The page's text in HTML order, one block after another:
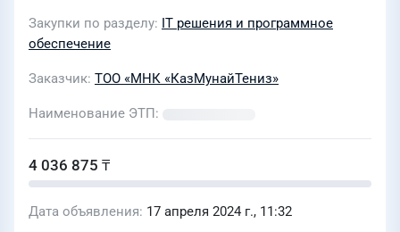
Закупки по разделу IT решения и программное
обеспечение
Заказчик ТОО «МНК «КазМунайТениз»
Наименование ЭТП
4 036 875 ₸
Дата объявления 17 апреля 2024 г., 11:32